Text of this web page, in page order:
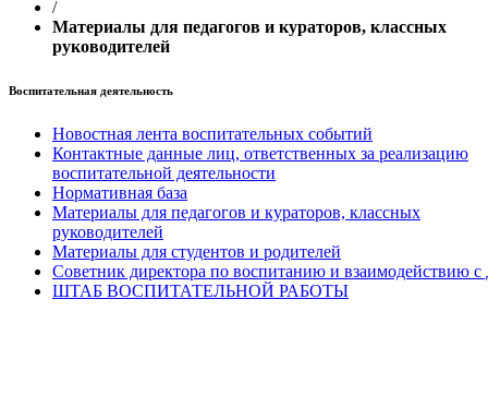
/
Материалы для педагогов и кураторов, классных
руководителей
Воспитательная деятельность
Новостная лента воспитательных событий
Контактные данные лиц, ответственных за реализацию
воспитательной деятельности
Нормативная база
Материалы для педагогов и кураторов, классных
руководителей
Материалы для студентов и родителей
Советник директора по воспитанию и взаимодействию
ШТАБ ВОСПИТАТЕЛЬНОЙ РАБОТЫ